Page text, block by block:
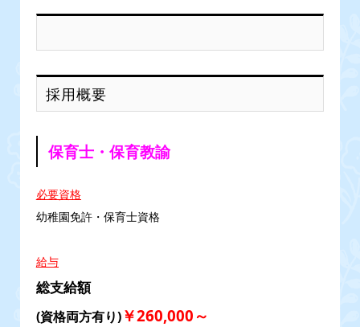
採用概要
保育士・保育教諭
必要資格
幼稚園免許・保育士資格
給与
総支給額
(資格両方有り)￥260,000～